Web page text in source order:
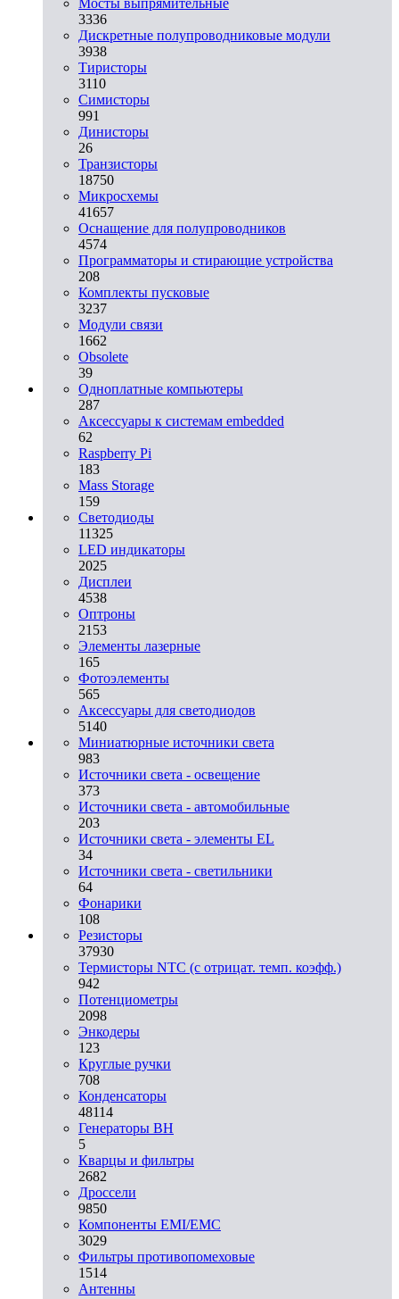
3336
Дискретные полупроводниковые модули
3938
Тиристоры
3110
Симисторы
991
Динисторы
26
Транзисторы
18750
Микросхемы
41657
Оснащение для полупроводников
4574
Программаторы и стирающие устройства
208
Комплекты пусковые
3237
Модули связи
1662
Obsolete
39
Одноплатные компьютеры
287
Аксессуары к системам embedded
62
Raspberry Pi
183
Mass Storage
159
Светодиоды
11325
LED индикаторы
2025
Дисплеи
4538
Оптроны
2153
Элементы лазерные
165
Фотоэлементы
565
Аксессуары для светодиодов
5140
Миниатюрные источники света
983
Источники света - освещение
373
Источники света - автомобильные
203
Источники света - элементы EL
34
Источники света - светильники
64
Фонарики
108
Резисторы
37930
Термисторы NTC (с отрицат. темп. коэфф.)
942
Потенциометры
2098
Энкодеры
123
Круглые ручки
708
Конденсаторы
48114
Генераторы ВН
5
Кварцы и фильтры
2682
Дроссели
9850
Компоненты EMI/EMC
3029
Фильтры противопомеховые
1514
Антенны